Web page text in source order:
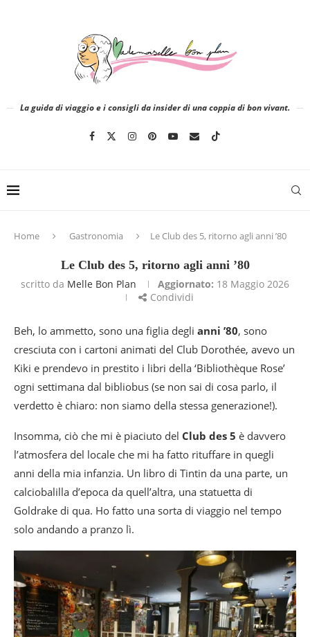
La guida di viaggio e i consigli da insider di una coppia di bon vivant.
Home Gastronomia Le Club des 5, ritorno agli anni ’80
Le Club des 5, ritorno agli anni ’80
scritto da Melle Bon Plan Aggiornato: 18 Maggio 2026
Condividi
Beh, lo ammetto, sono una figlia degli anni ’80, sono
cresciuta con i cartoni animati del Club Dorothée, avevo un
Kiki e prendevo in prestito i libri della ‘Bibliothèque Rose’
ogni settimana dal bibliobus (se non sai di cosa parlo, il
verdetto è chiaro: non siamo della stessa generazione!).
Insomma, ciò che mi è piaciuto del Club des 5 è davvero
l’atmosfera del locale che mi ha fatto rituffare in quegli
anni della mia infanzia. Un libro di Tintin da una parte, un
calciobalilla d’epoca da quell’altra, una statuetta di
Goldrake di qua. Ho fatto una sorta di viaggio nel tempo
solo andando a pranzo lì.